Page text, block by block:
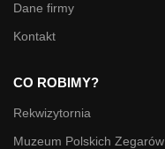
Dane firmy
Kontakt
CO ROBIMY?
Rekwizytornia
Muzeum Polskich Zegarów